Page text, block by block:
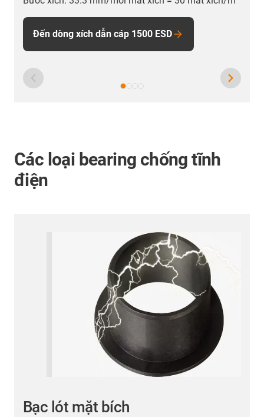
Đến dòng xích dẫn cáp 1500 ESD
Các loại bearing chống tĩnh
điện
Bạc lót mặt bích